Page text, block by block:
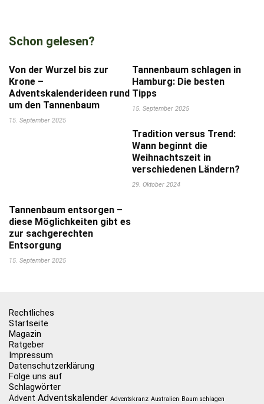
Schon gelesen?
Von der Wurzel bis zur
Krone –
Adventskalenderideen rund
um den Tannenbaum
15. September 2025
Tannenbaum schlagen in
Hamburg: Die besten
Tipps
15. September 2025
Tradition versus Trend:
Wann beginnt die
Weihnachtszeit in
verschiedenen Ländern?
29. Oktober 2024
Tannenbaum entsorgen –
diese Möglichkeiten gibt es
zur sachgerechten
Entsorgung
15. September 2025
Rechtliches
Startseite
Magazin
Ratgeber
Impressum
Datenschutzerklärung
Folge uns auf
Schlagwörter
Advent Adventskalender Adventskranz Australien Baum schlagen